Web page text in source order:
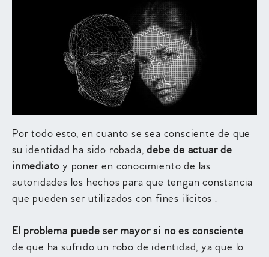
Por todo esto, en cuanto se sea consciente de que
su identidad ha sido robada,debe de actuar de
inmediato y poner en conocimiento de las
autoridades los hechos para que tengan constancia
que pueden ser utilizados con fines ilícitos .
El problema puede ser mayor si no es consciente
de que ha sufrido un robo de identidad, ya que lo